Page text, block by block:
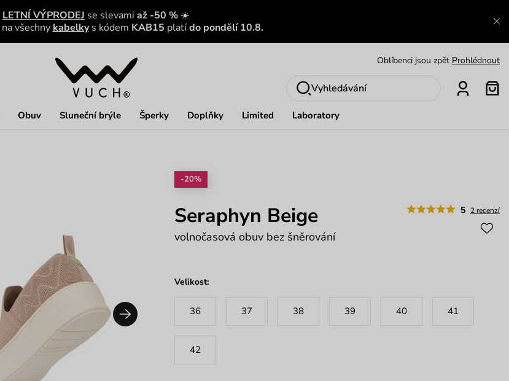
LETNÍ VÝPRODEJ se slevami až -50 % ☀️
na všechny kabelky s kódem KAB15 platído pondělí 10.8.
Obuv Sluneční brýle Šperky Doplňky Limited Laboratory
Nech se inspirovat Ukázat
Vyhledávání
-20%
5 2 recenzí
Seraphyn Beige
volnočasová obuv bez šněrování
Velikost:
36 37 38 39 40 41
42